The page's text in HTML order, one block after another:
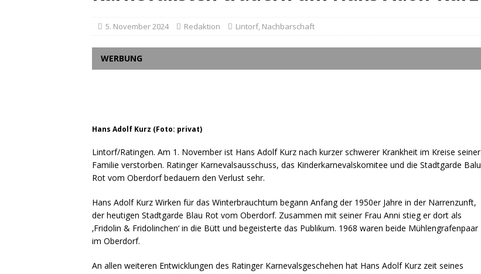
5. November 2024 Redaktion Lintorf, Nachbarschaft
WERBUNG
Hans Adolf Kurz (Foto: privat)
Lintorf/Ratingen. Am 1. November ist Hans Adolf Kurz nach kurzer schwerer Krankheit im Kreise seiner
Familie verstorben. Ratinger Karnevalsausschuss, das Kinderkarnevalskomitee und die Stadtgarde Balu
Rot vom Oberdorf bedauern den Verlust sehr.
Hans Adolf Kurz Wirken für das Winterbrauchtum begann Anfang der 1950er Jahre in der Narrenzunft,
der heutigen Stadtgarde Blau Rot vom Oberdorf. Zusammen mit seiner Frau Anni stieg er dort als
‚Fridolin & Fridolinchen‘ in die Bütt und begeisterte das Publikum. 1968 waren beide Mühlengrafenpaar
im Oberdorf.
An allen weiteren Entwicklungen des Ratinger Karnevalsgeschehen hat Hans Adolf Kurz zeit seines